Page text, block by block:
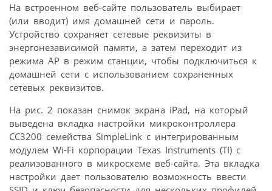
На встроенном веб-сайте пользователь выбирает
(или вводит) имя домашней сети и пароль.
Устройство сохраняет сетевые реквизиты в
энергонезависимой памяти, а затем переходит из
режима AP в режим станции, чтобы подключиться к
домашней сети с использованием сохраненных
сетевых реквизитов.
На рис. 2 показан снимок экрана iPad, на который
выведена вкладка настройки микроконтроллера
CC3200 семейства SimpleLink с интегрированным
модулем Wi-Fi корпорации Texas Instruments (TI) с
реализованного в микросхеме веб-сайта. Эта вкладка
настройки дает пользователю возможность ввести